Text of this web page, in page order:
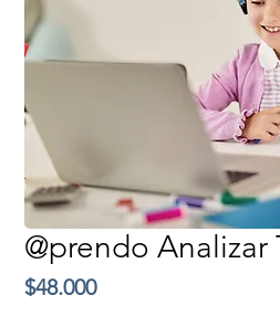
@prendo Analizar
$48.000Precio